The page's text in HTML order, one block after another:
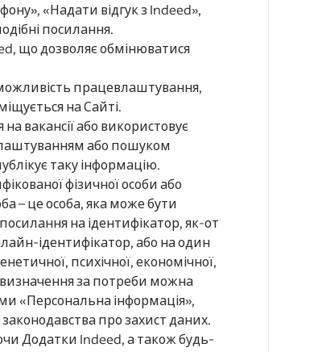
«Надати відгук з Indeed»,
посилання.
що дозволяє обмінюватися
працевлаштування,
на Сайті.
на вакансії або використовує
або пошуком
таку інформацію.
фізичної особи або
– це особа, яка може бути
на ідентифікатор, як-от
ідентифікатор, або на один
психічної, економічної,
визначення за потреби можна
«Персональна інформація»,
законодавства про захист даних.
Додатки Indeed, а також будь-